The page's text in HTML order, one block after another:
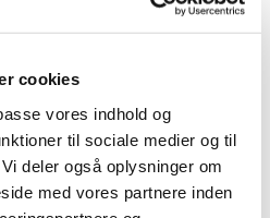
cookies
vores indhold og
til sociale medier og til
deler også oplysninger om
med vores partnere inden
ved sorggruppeleder